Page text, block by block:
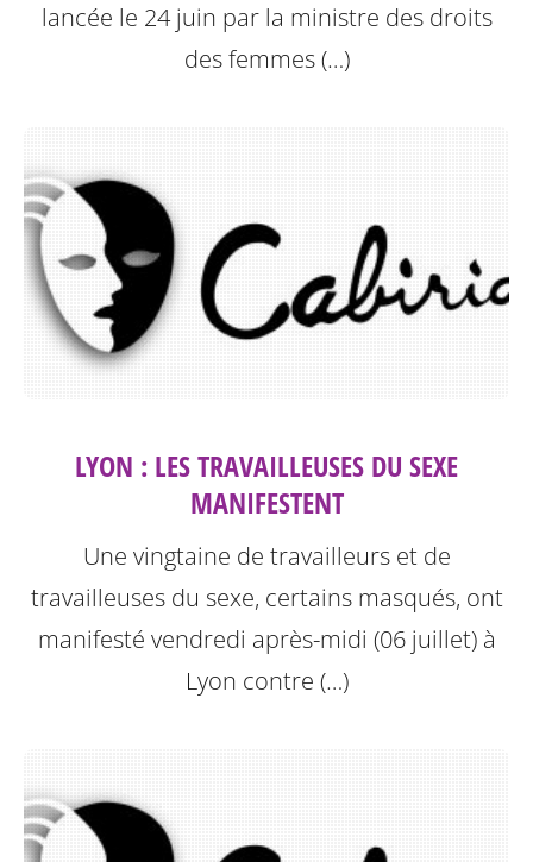
lancée le 24 juin par la ministre des droits
des femmes (…)
LYON : LES TRAVAILLEUSES DU SEXE
MANIFESTENT
Une vingtaine de travailleurs et de
travailleuses du sexe, certains masqués, ont
manifesté vendredi après-midi (06 juillet) à
Lyon contre (…)